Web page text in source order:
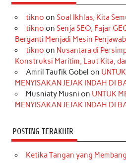
e
b
o
k
t
a
r
a
m
T
o
k
t
e
e
s
t
k
e
d
I
n
tikno on Soal Ikhlas, Kita
tikno on Senja SEO, Fajar
Berganti Menjadi Mesin Penjawab
tikno on Nusantara di
Konstruksi Maritim, Laut Kita,
Amril Taufik Gobel on
MENYISAKAN JEJAK INDAH DI
Musniaty Musni on UNTUK
MENYISAKAN JEJAK INDAH DI
POSTING TERAKHIR
Ketika Tangan yang